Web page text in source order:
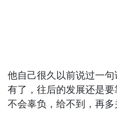
他自己很久以前说过一
有了，往后的发展还是
不会辜负，给不到，再多